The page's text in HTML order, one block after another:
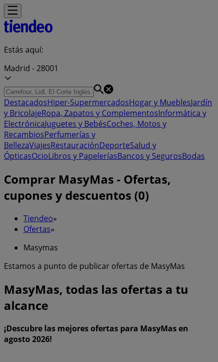
Estás aquí:
Madrid - 28001
DestacadosHiper-SupermercadosHogar y MueblesJardín
y BricolajeRopa, Zapatos y ComplementosInformática y
ElectrónicaJuguetes y BebésCoches, Motos y
RecambiosPerfumerías y
BellezaViajesRestauraciónDeporteSalud y
ÓpticasOcioLibros y PapeleríasBancos y SegurosBodas
Comprar MasyMas - Ofertas,
cupones y descuentos (0)
Tiendeo»
Ofertas»
Masymas
Estamos a punto de publicar ofertas de MasyMas
MasyMas, todas las ofertas a tu
alcance
¡Descubre las mejores ofertas para MasyMas en
agosto 2026!